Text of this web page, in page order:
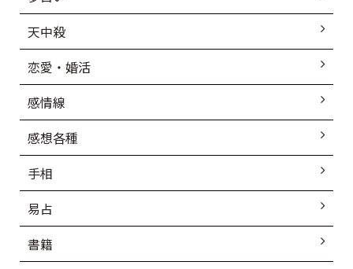
天中殺
恋愛・婚活
感情線
感想各種
手相
易占
書籍